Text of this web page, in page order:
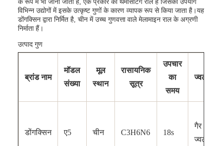
के रूप में भी जाना जाता है, एक प्रकार का थर्मोसेटिंग राल है जिसका उपयोग
विभिन्न उद्योगों में इसके उत्कृष्ट गुणों के कारण व्यापक रूप से किया जाता है।यह
डोंगक्सिन द्वारा निर्मित है, चीन में उच्च गुणवत्ता वाले मेलामाइन राल के अग्रणी
निर्माता हैं।
उत्पाद गुण
ब्रांड नाम
मॉडल
संख्या
मूल
स्थान
रासायनिक
सूत्र
उपचार
का
समय
डोंगक्सिन ए5 चीन C3H6N6 18s
गैर